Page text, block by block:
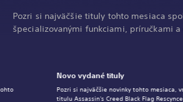
Pozri si najväčšie tituly tohto mesiaca
špecializovanými funkciami, príručkami
Novo vydané tituly
Pozri si najväčšie novinky tohto mesiaca,
titulu Assassin's Creed Black Flag